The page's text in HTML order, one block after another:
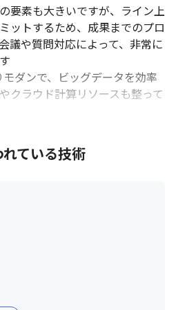
要素も大きいですが、ライン上
ットするため、成果までのプロ
議や質問対応によって、非常に
ダンで、ビッグデータを効率
クラウド計算リソースも整って
の参加が奨励されており、現在
アップや、今後を導入検討して
ど、会社負担で参加可能です
ビスの立ち上げを行っていく
上げ支援のニーズがとても高い
ビスに対し支援できる体制に
ローチを一緒にしてくれるメン
ました。
ている技術